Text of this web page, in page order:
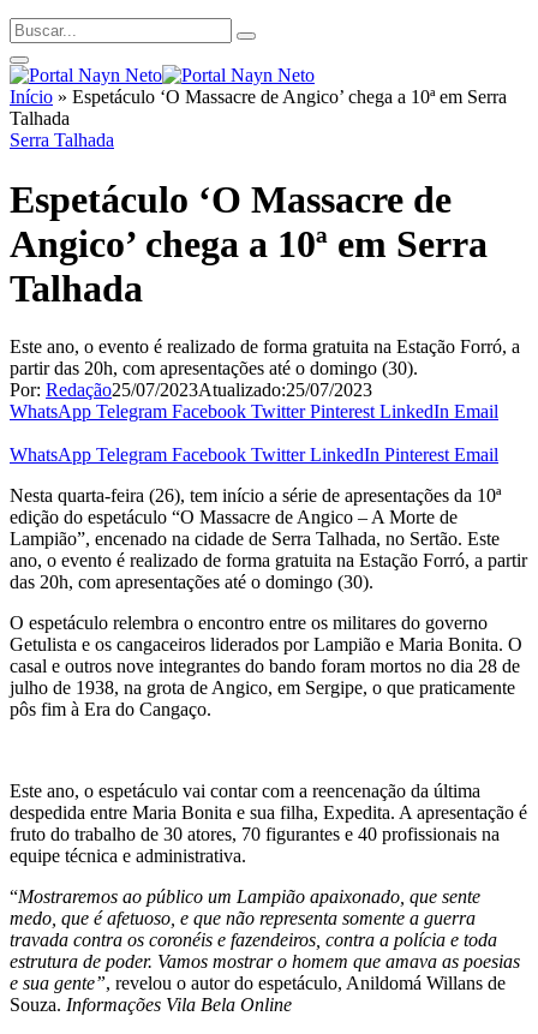
Início » Espetáculo ‘O Massacre de Angico’ chega a 10ª em Serra
Talhada
Serra Talhada
Espetáculo ‘O Massacre de
Angico’ chega a 10ª em Serra
Talhada
Este ano, o evento é realizado de forma gratuita na Estação Forró, a
partir das 20h, com apresentações até o domingo (30).
Por: Redação25/07/2023Atualizado:25/07/2023
WhatsApp Telegram Facebook Twitter Pinterest LinkedIn Email
WhatsApp Telegram Facebook Twitter LinkedIn Pinterest Email
Nesta quarta-feira (26), tem início a série de apresentações da 10ª
edição do espetáculo “O Massacre de Angico – A Morte de
Lampião”, encenado na cidade de Serra Talhada, no Sertão. Este
ano, o evento é realizado de forma gratuita na Estação Forró, a partir
das 20h, com apresentações até o domingo (30).
O espetáculo relembra o encontro entre os militares do governo
Getulista e os cangaceiros liderados por Lampião e Maria Bonita. O
casal e outros nove integrantes do bando foram mortos no dia 28 de
julho de 1938, na grota de Angico, em Sergipe, o que praticamente
pôs fim à Era do Cangaço.
Este ano, o espetáculo vai contar com a reencenação da última
despedida entre Maria Bonita e sua filha, Expedita. A apresentação é
fruto do trabalho de 30 atores, 70 figurantes e 40 profissionais na
equipe técnica e administrativa.
“Mostraremos ao público um Lampião apaixonado, que sente
medo, que é afetuoso, e que não representa somente a guerra
travada contra os coronéis e fazendeiros, contra a polícia e toda
estrutura de poder. Vamos mostrar o homem que amava as poesias
e sua gente”, revelou o autor do espetáculo, Anildomá Willans de
Souza. Informações Vila Bela Online